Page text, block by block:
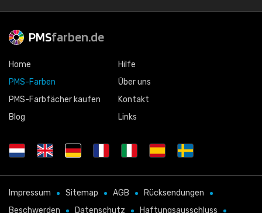
PMSfarben.de
Home
PMS-Farben
PMS-Farbfächer kaufen
Blog
Hilfe
Über uns
Kontakt
Links
Impressum Sitemap AGB
Rücksendungen
Beschwerden
Datenschutz Haftungsausschluss